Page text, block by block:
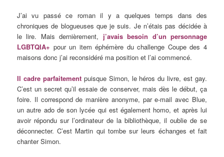
J’ai vu passé ce roman il y a quelques temps dans des
chroniques de blogueuses que je suis. Je n’étais pas décidée à
le lire. Mais dernièrement, j’avais besoin d’un personnage
LGBTQIA+ pour un item éphémère du challenge Coupe des 4
maisons donc j’ai reconsidéré ma position et l’ai commencé.
Il cadre parfaitementpuisque Simon, le héros du livre, est gay.
C’est un secret qu’il essaie de conserver, mais dès le début, ça
foire. Il correspond de manière anonyme, par e-mail avec Blue,
un autre ado de son lycée qui est également homo, et après lui
avoir répondu sur l’ordinateur de la bibliothèque, il oublie de se
déconnecter. C’est Martin qui tombe sur leurs échanges et fait
chanter Simon.